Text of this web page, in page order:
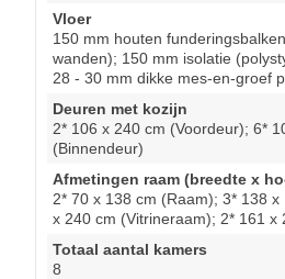
Vloer
150 mm houten
wanden); 150 mm isolatie
28 - 30 mm dikke mes-en-groef
Deuren met kozijn
2* 106 x 240 cm (Voordeur); 6*
(Binnendeur)
Afmetingen raam (breedte x
2* 70 x 138 cm (Raam); 3* 138
x 240 cm (Vitrineraam); 2* 161 x
Totaal aantal kamers
8